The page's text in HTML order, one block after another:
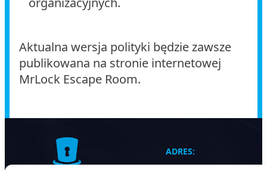
Aktualna wersja polityki będzie zawsze
publikowana na stronie internetowej
MrLock Escape Room.
ADRES: